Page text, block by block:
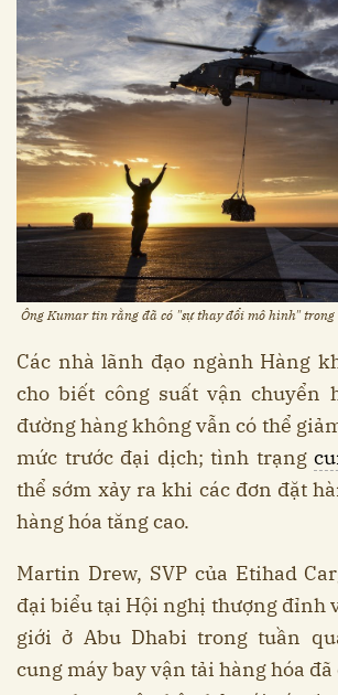
Ông Kumar tin rằng đã có "sự thay đổi mô hình" trong
Các nhà lãnh đạo ngành Hàng
cho biết công suất vận chuyển
đường hàng không vẫn có thể
mức trước đại dịch; tình trạng
thể sớm xảy ra khi các đơn đặt
hàng hóa tăng cao.
Martin Drew, SVP của Etihad
đại biểu tại Hội nghị thượng đỉnh
giới ở Abu Dhabi trong tuần
cung máy bay vận tải hàng hóa